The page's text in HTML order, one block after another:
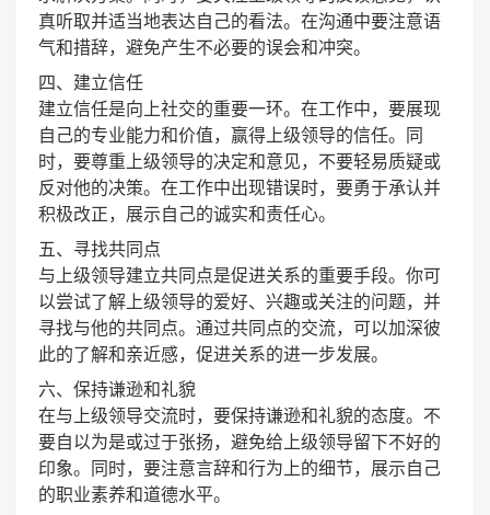
真听取并适当地表达自己的看法。在沟通中要注意语
气和措辞，避免产生不必要的误会和冲突。
四、建立信任
建立信任是向上社交的重要一环。在工作中，要展现
自己的专业能力和价值，赢得上级领导的信任。同
时，要尊重上级领导的决定和意见，不要轻易质疑或
反对他的决策。在工作中出现错误时，要勇于承认并
积极改正，展示自己的诚实和责任心。
五、寻找共同点
与上级领导建立共同点是促进关系的重要手段。你可
以尝试了解上级领导的爱好、兴趣或关注的问题，并
寻找与他的共同点。通过共同点的交流，可以加深彼
此的了解和亲近感，促进关系的进一步发展。
六、保持谦逊和礼貌
在与上级领导交流时，要保持谦逊和礼貌的态度。不
要自以为是或过于张扬，避免给上级领导留下不好的
印象。同时，要注意言辞和行为上的细节，展示自己
的职业素养和道德水平。